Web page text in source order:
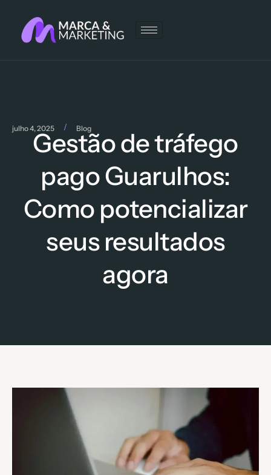
julho 4, 2025 / Blog
Gestão de tráfego
pago Guarulhos:
Como potencializar
seus resultados
agora